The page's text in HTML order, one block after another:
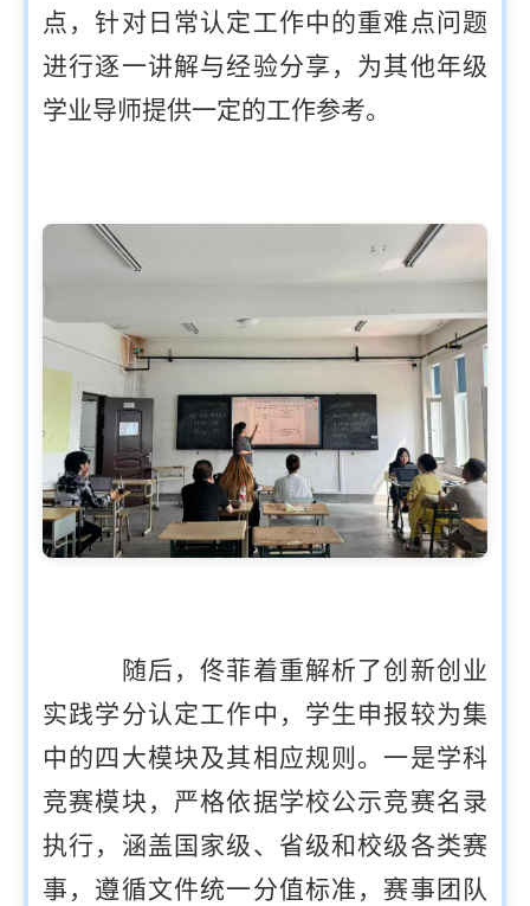
点，针对日常认定工作中的重难点问题
进行逐一讲解与经验分享，为其他年级
学业导师提供一定的工作参考。
随后，佟菲着重解析了创新创业
实践学分认定工作中，学生申报较为集
中的四大模块及其相应规则。一是学科
竞赛模块，严格依据学校公示竞赛名录
执行，涵盖国家级、省级和校级各类赛
事，遵循文件统一分值标准，赛事团队